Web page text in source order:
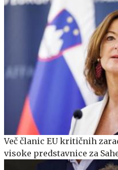
Več članic EU kritičnih
visoke predstavnice za